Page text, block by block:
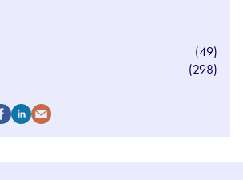
(49)
(298)